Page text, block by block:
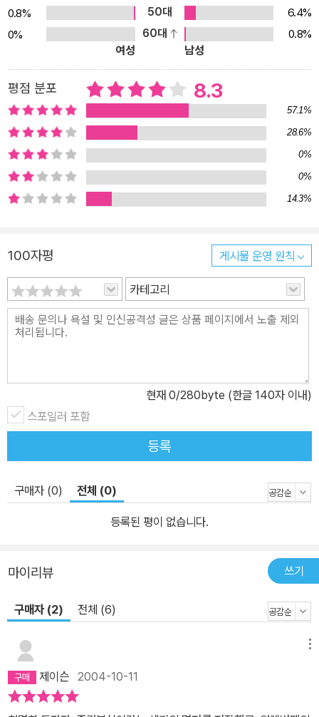
0.8%
50대
6.4%
0%
60대
0.8%
여성
남성
평점 분포 8.3
57.1%
28.6%
0%
0%
14.3%
100자평 게시물 운영 원칙
카테고리
현재 0/280byte (한글 140자 이내)
스포일러 포함
등록
구매자 (0) 전체 (0)
등록된 평이 없습니다.
마이리뷰 쓰기
구매자 (2) 전체 (6)
제이슨 2004-10-11